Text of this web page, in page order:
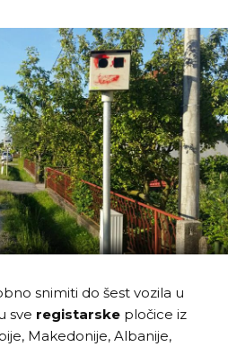
snimiti do šest vozila u
sve registarske pločice iz
Makedonije, Albanije,